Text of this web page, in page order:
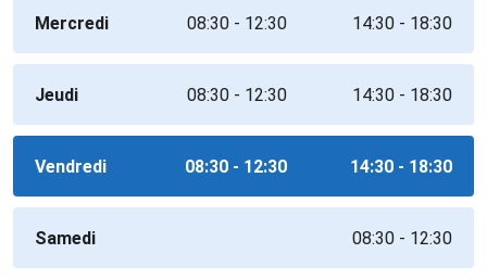
Mercredi 08:30 - 12:30 14:30 - 18:30
Jeudi 08:30 - 12:30 14:30 - 18:30
Vendredi 08:30 - 12:30 14:30 - 18:30
Samedi 08:30 - 12:30